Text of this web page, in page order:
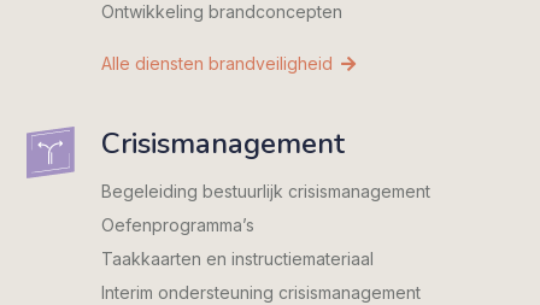
Ontwikkeling brandconcepten
Alle diensten brandveiligheid
Crisismanagement
Begeleiding bestuurlijk crisismanagement
Oefenprogramma’s
Taakkaarten en instructiemateriaal
Interim ondersteuning crisismanagement